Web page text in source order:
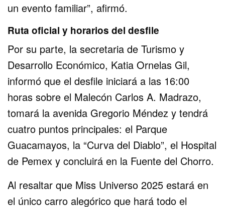
un evento familiar”, afirmó.
Ruta oficial y horarios del desfile
Por su parte, la secretaria de Turismo y
Desarrollo Económico, Katia Ornelas Gil,
informó que el desfile iniciará a las 16:00
horas sobre el Malecón Carlos A. Madrazo,
tomará la avenida Gregorio Méndez y tendrá
cuatro puntos principales: el Parque
Guacamayos, la “Curva del Diablo”, el Hospital
de Pemex y concluirá en la Fuente del Chorro.
Al resaltar que Miss Universo 2025 estará en
el único carro alegórico que hará todo el